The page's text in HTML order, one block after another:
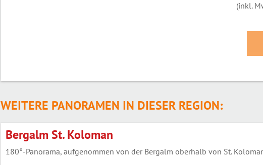
(inkl.
WEITERE PANORAMEN IN DIESER REGION:
Bergalm St. Koloman
180°-Panorama, aufgenommen von der Bergalm oberhalb von St.